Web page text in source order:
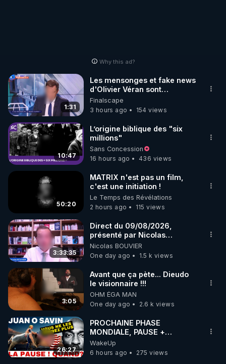
👉 THIERRY CASASNOVAS
• Nouveau site : https://www.rgnr.fr
• Facebook : https://m.facebook.com/thierry.rgnr
• YouTube :
https://m.youtube.com/c/RegenereThierryCasasno
vas
• Telegram - Fil d'info : https://t.me/rgnr_fr
👉 CHLOÉ FRAMMERY
https://crowdbunker.com/@ChloeFrammery
• Odysee : https://odysee.com/@Chloe_F:b
• Rumble : https://rumble.com/user/ChloeFra
• Facebook :
https://www.facebook.com/chloe.fra.9
• Instagram :
https://www.instagram.com/chloe_frammery
• Twitter :
https://twitter.com/FrammeryChloe?
s=09
• VK : https://m.vk.com/id665557322
• Telegram - Fil d’info :
https://t.me/chloefinfosofficiel
👉 SALIM LAÏBI
Why this ad?
1:31
Les mensonges et fake news
d'Olivier Véran sont
maintenant légendaires.
Finalscape
3 hours ago
154 views
10:47
L’origine biblique des "six
millions"
Sans Concession
16 hours ago
436 views
50:20
MATRIX n'est pas un film,
c'est une initiation !
Le Temps des Révélations
2 hours ago
115 views
3:33:35
Direct du 09/08/2026,
présenté par Nicolas
BOUVIER
Nicolas BOUVIER
One day ago
1.5 k views
3:05
Avant que ça pète... Dieudo
le visionnaire !!!
OHM ÉGA MAN
One day ago
2.6 k views
26:27
PROCHAINE PHASE
MONDIALE, PAUSE +
ÉLECTIONS HONNÊTES
PARTOUT, COMME MOÏSE
TRAVERSÉE DE LA MER
WakeUp
6 hours ago
275 views